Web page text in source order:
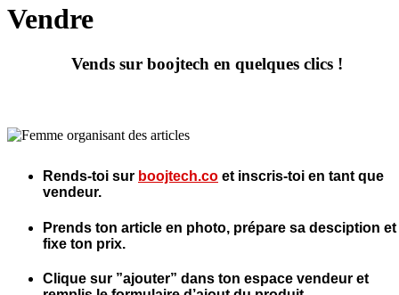
Vendre
Vends sur boojtech en quelques clics !
Rends-toi sur boojtech.co et inscris-toi en tant que
vendeur.
Prends ton article en photo, prépare sa desciption et
fixe ton prix.
Clique sur ”ajouter” dans ton espace vendeur et